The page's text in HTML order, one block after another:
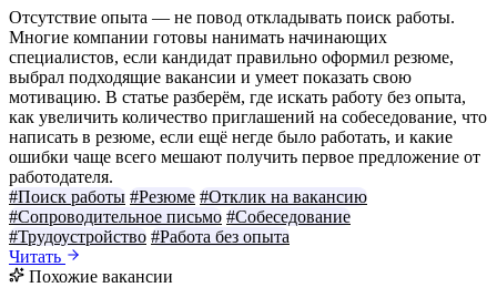
Отсутствие опыта — не повод откладывать поиск работы.
Многие компании готовы нанимать начинающих
специалистов, если кандидат правильно оформил резюме,
выбрал подходящие вакансии и умеет показать свою
мотивацию. В статье разберём, где искать работу без опыта,
как увеличить количество приглашений на собеседование, что
написать в резюме, если ещё негде было работать, и какие
ошибки чаще всего мешают получить первое предложение от
работодателя.
#Поиск работы #Резюме #Отклик на вакансию
#Сопроводительное письмо #Собеседование
#Трудоустройство #Работа без опыта
Читать
Похожие вакансии